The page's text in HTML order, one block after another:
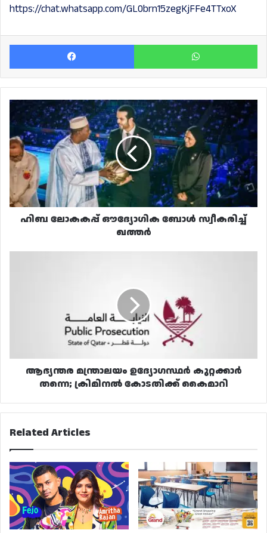
https://chat.whatsapp.com/GL0brn15zegKjFFe4TTxoX
Facebook
ഹിബ
ലോകകപ്പ്
ഔദ്യോഗിക
ബോൾ
സ്വീകരിച്ച്
ഖത്തർ
ഹിബ ലോകകപ്പ് ഔദ്യോഗിക ബോൾ സ്വീകരിച്ച്
ഖത്തർ
ആഭ്യന്തര മന്ത്രാലയം ഉദ്യോഗസ്ഥർ കുറ്റക്കാർ
തന്നെ; ക്രിമിനൽ കോടതിക്ക് കൈമാറി
Related Articles